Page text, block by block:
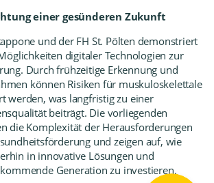
einer gesünderen Zukunft
und der FH St. Pölten demonstriert
digitaler Technologien zur
Durch frühzeitige Erkennung und
können Risiken für muskuloskelettale
werden, was langfristig zu einer
beiträgt. Die vorliegenden
die Komplexität der Herausforderungen
und zeigen auf, wie
in innovative Lösungen und
Generation zu investieren.